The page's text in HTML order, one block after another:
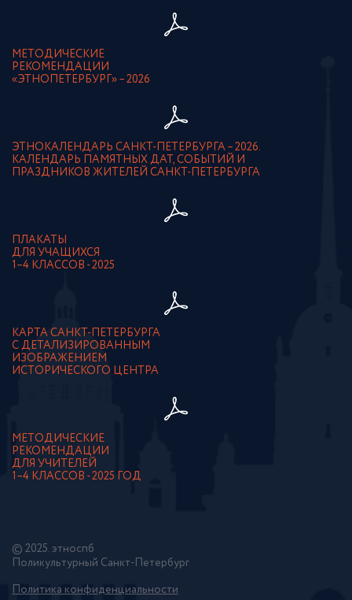
МЕТОДИЧЕСКИЕ
РЕКОМЕНДАЦИИ
«ЭТНОПЕТЕРБУРГ» – 2026
ЭТНОКАЛЕНДАРЬ САНКТ-ПЕТЕРБУРГА – 2026.
КАЛЕНДАРЬ ПАМЯТНЫХ ДАТ, СОБЫТИЙ И
ПРАЗДНИКОВ ЖИТЕЛЕЙ САНКТ-ПЕТЕРБУРГА
ПЛАКАТЫ
ДЛЯ УЧАЩИХСЯ
1–4 КЛАССОВ - 2025
КАРТА САНКТ-ПЕТЕРБУРГА
С ДЕТАЛИЗИРОВАННЫМ
ИЗОБРАЖЕНИЕМ
ИСТОРИЧЕСКОГО ЦЕНТРА
МЕТОДИЧЕСКИЕ
РЕКОМЕНДАЦИИ
ДЛЯ УЧИТЕЛЕЙ
1–4 КЛАССОВ - 2025 ГОД
© 2025. этноспб
Поликультурный Санкт-Петербург
Политика конфиденциальности